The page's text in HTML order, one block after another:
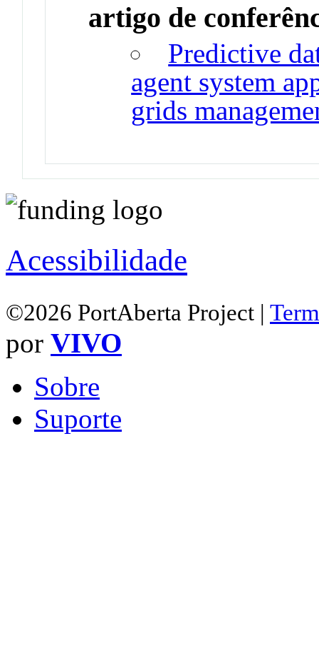
artigo de
Predictive
agent system
grids
Acessibilidade
©2026 PortAberta Project |
por VIVO
Sobre
Suporte